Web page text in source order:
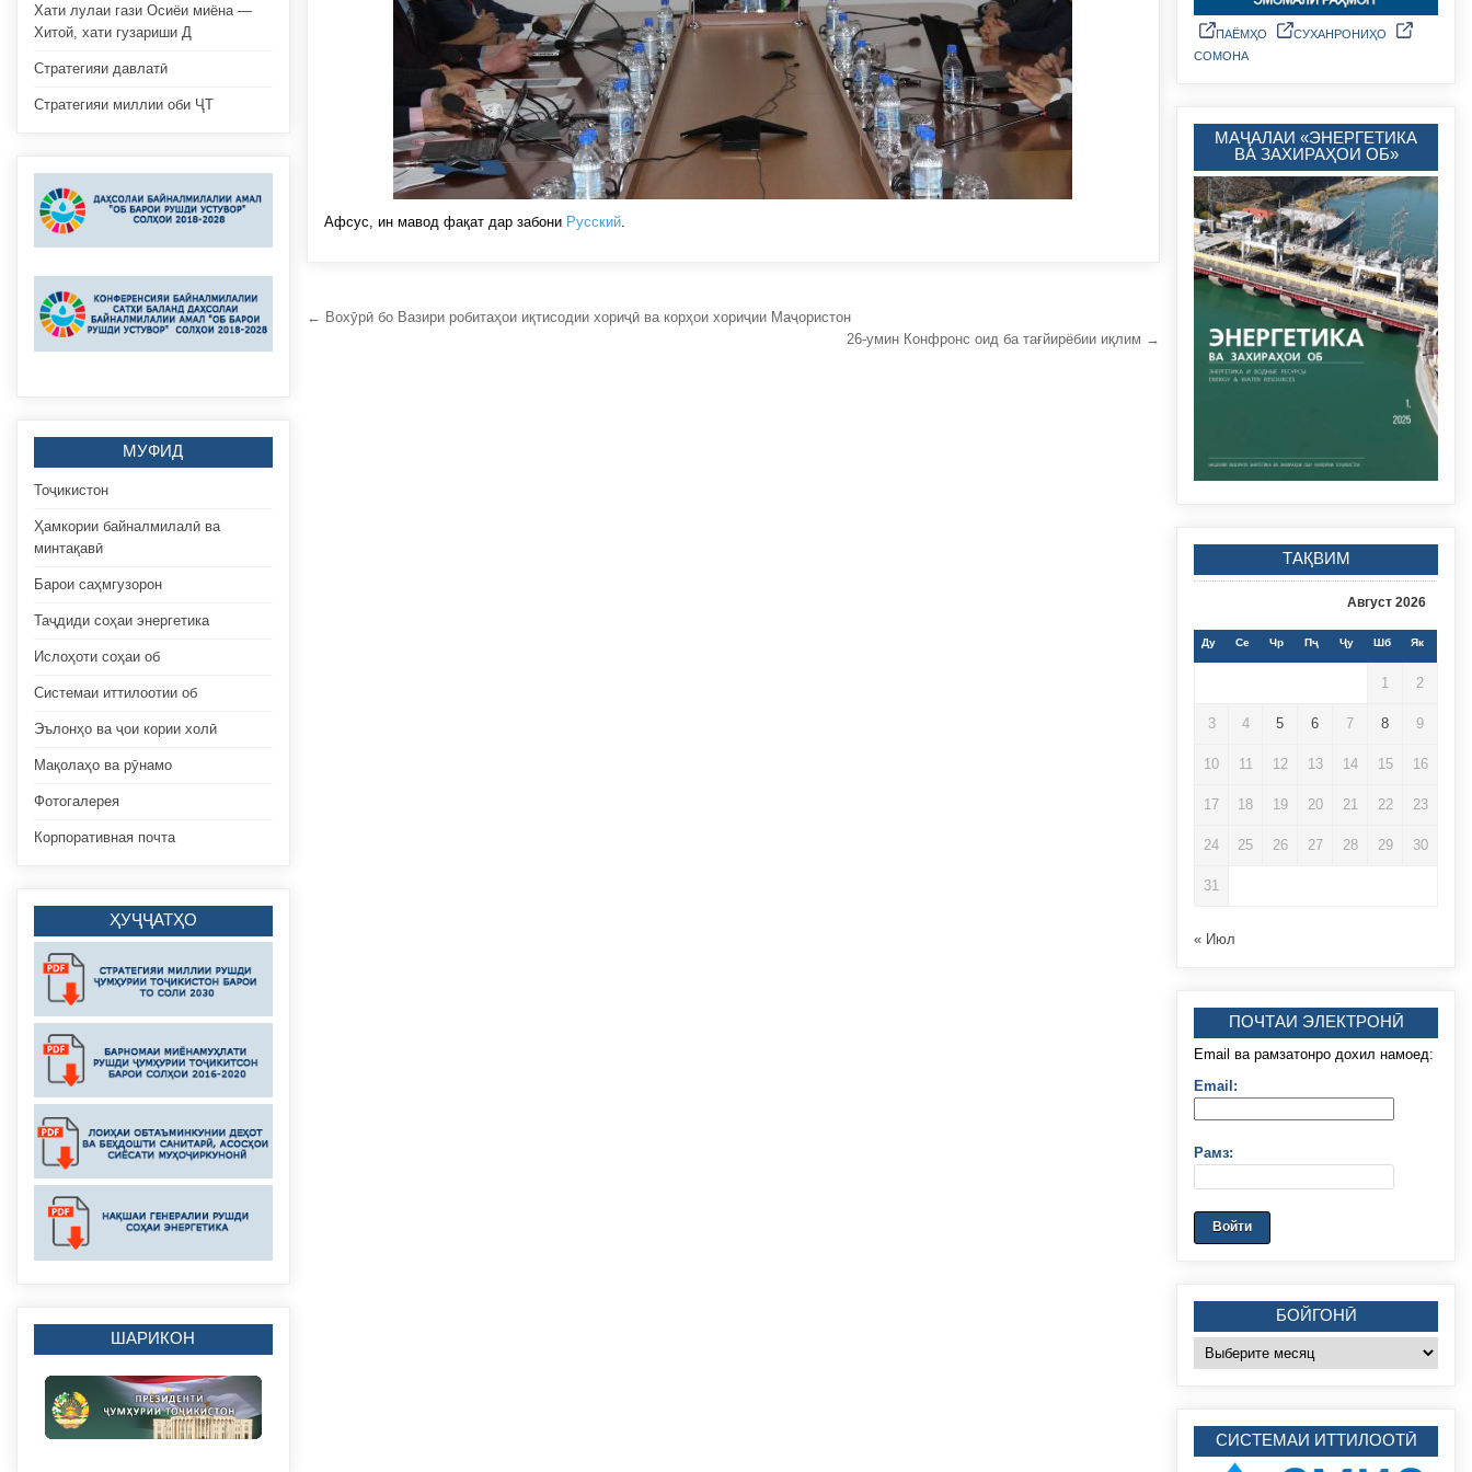
Афсус, ин мавод фақат дар забони Русский.
Навигация
← Вохӯрӣ бо Вазири робитаҳои иқтисодии хориҷӣ ва корҳои хориҷии Маҷористон
26-умин Конфронс оид ба тағйирёбии иқлим →
Хати лулаи гази Осиёи миёна —
Хитой, хати гузариши Д
Стратегияи давлатӣ
Стратегияи миллии оби ҶТ
МУФИД
Тоҷикистон
Ҳамкории байналмилалӣ ва
минтақавӣ
Барои саҳмгузорон
Таҷдиди соҳаи энергетика
Ислоҳоти соҳаи об
Системаи иттилоотии об
Эълонҳо ва ҷои кории холӣ
Мақолаҳо ва рӯнамо
Фотогалерея
Корпоративная почта
ҲУҶҶАТҲО
ШАРИКОН
ПАЁМҲО
CУХАНРОНИҲО
СОМОНА
МАҶАЛАИ «ЭНЕРГЕТИКА
ВА ЗАХИРАҲОИ ОБ»
ТАҚВИМ
Август 2026
Ду Се Чр Пҷ Ҷу Шб Як
1 2
3 4 5 6 7 8 9
10 11 12 13 14 15 16
17 18 19 20 21 22 23
24 25 26 27 28 29 30
31
« Июл
ПОЧТАИ ЭЛЕКТРОНӢ
Email ва рамзатонро дохил намоед:
Email:
Рамз:
БОЙГОНӢ
Бойгонӣ
CИСТЕМАИ ИТТИЛООТӢ